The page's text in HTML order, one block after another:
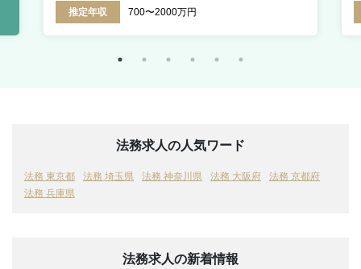
推定年収 700〜2000万円
法務求人の人気ワード
法務 東京都 法務 埼玉県 法務 神奈川県 法務 大阪府
法務 京都府
法務 兵庫県
法務求人の新着情報